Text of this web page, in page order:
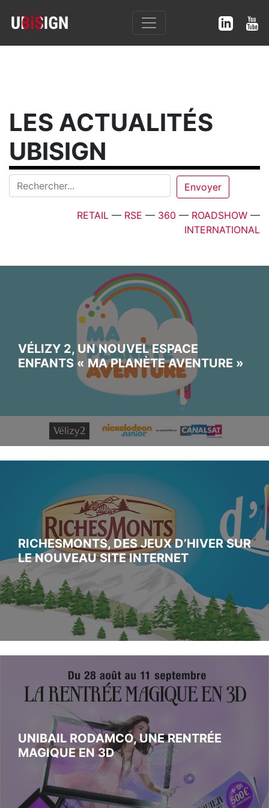
LES ACTUALITÉS
UBISIGN
RETAIL — RSE — 360 — ROADSHOW —
INTERNATIONAL
VÉLIZY 2, UN NOUVEL ESPACE
ENFANTS « MA PLANÈTE AVENTURE »
RICHESMONTS, DES JEUX D’HIVER SUR
LE NOUVEAU SITE INTERNET
UNIBAIL RODAMCO, UNE RENTRÉE
MAGIQUE EN 3D